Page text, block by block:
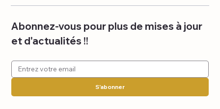
Abonnez-vous pour plus de mises à jour
et d'actualités !!
S'abonner